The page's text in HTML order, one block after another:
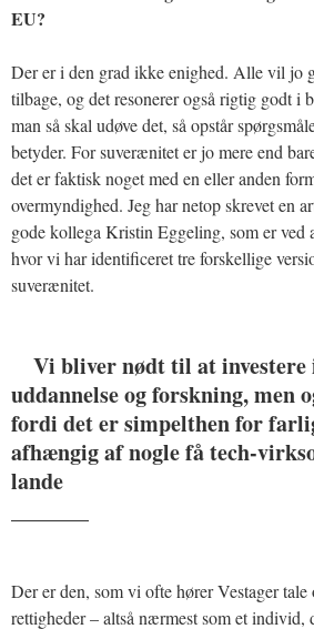
EU?
Der er i den grad ikke enighed. Alle vil jo
tilbage, og det resonerer også rigtig godt i
man så skal udøve det, så opstår
betyder. For suverænitet er jo mere end
det er faktisk noget med en eller anden
overmyndighed. Jeg har netop skrevet en
gode kollega Kristin Eggeling, som er
hvor vi har identificeret tre forskellige
suverænitet.
Vi bliver nødt til at investere
uddannelse og forskning, men
fordi det er simpelthen for
afhængig af nogle få tech-
lande
Der er den, som vi ofte hører Vestager
rettigheder – altså nærmest som et individ,